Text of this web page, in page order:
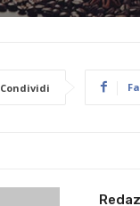
Condividi